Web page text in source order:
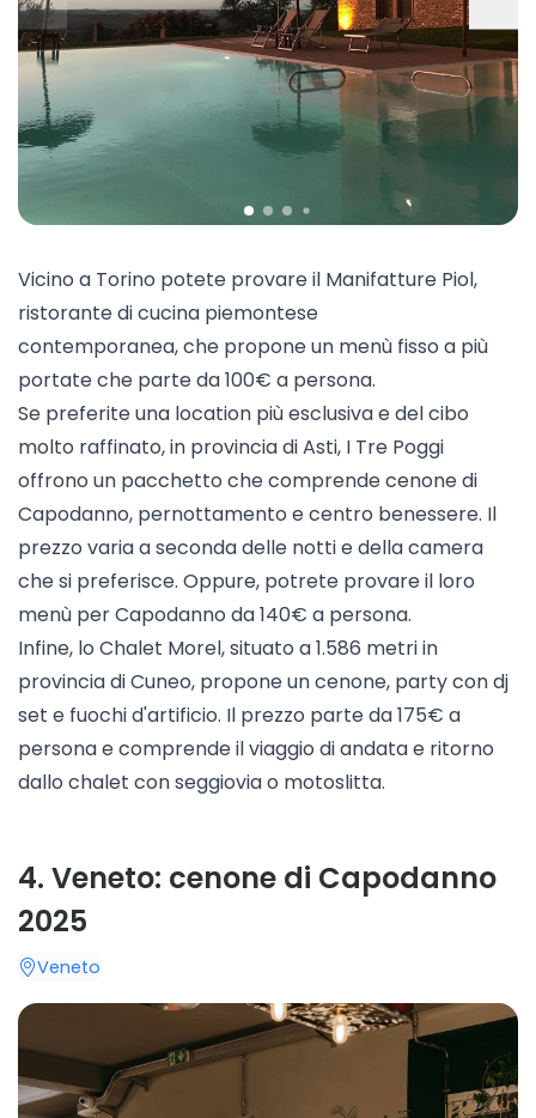
Vicino a Torino potete provare il Manifatture Piol,
ristorante di cucina piemontese
contemporanea, che propone un menù fisso a più
portate che parte da 100€ a persona.
Se preferite una location più esclusiva e del cibo
molto raffinato, in provincia di Asti, I Tre Poggi
offrono un pacchetto che comprende cenone di
Capodanno, pernottamento e centro benessere. Il
prezzo varia a seconda delle notti e della camera
che si preferisce. Oppure, potrete provare il loro
menù per Capodanno da 140€ a persona.
Infine, lo Chalet Morel, situato a 1.586 metri in
provincia di Cuneo, propone un cenone, party con dj
set e fuochi d'artificio. Il prezzo parte da 175€ a
persona e comprende il viaggio di andata e ritorno
dallo chalet con seggiovia o motoslitta.
4. Veneto: cenone di Capodanno
2025
Veneto